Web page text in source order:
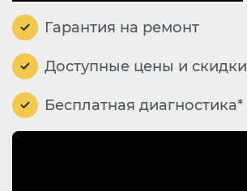
Гарантия на ремонт
Доступные цены и скидки
Бесплатная диагностика*